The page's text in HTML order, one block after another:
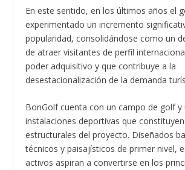
En este sentido, en los últimos años el
experimentado un incremento
popularidad, consolidándose como un
de atraer visitantes de perfil
poder adquisitivo y que contribuye a la
desestacionalización de la demanda
BonGolf cuenta con un campo de golf y
instalaciones deportivas que
estructurales del proyecto. Diseñados
técnicos y paisajísticos de primer nivel,
activos aspiran a convertirse en los